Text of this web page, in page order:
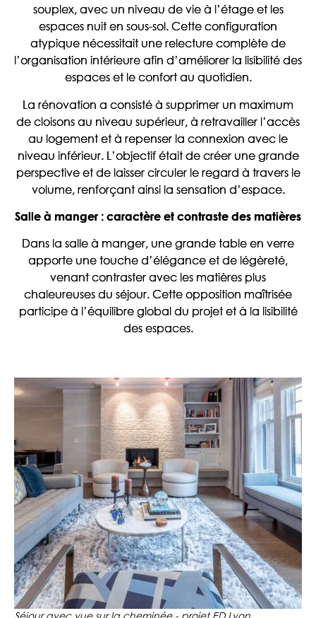
souplex, avec un niveau de vie à l’étage et les
espaces nuit en sous-sol. Cette configuration
atypique nécessitait une relecture complète de
l’organisation intérieure afin d’améliorer la lisibilité des
espaces et le confort au quotidien.
La rénovation a consisté à supprimer un maximum
de cloisons au niveau supérieur, à retravailler l’accès
au logement et à repenser la connexion avec le
niveau inférieur. L’objectif était de créer une grande
perspective et de laisser circuler le regard à travers le
volume, renforçant ainsi la sensation d’espace.
Salle à manger : caractère et contraste des matières
Dans la salle à manger, une grande table en verre
apporte une touche d’élégance et de légèreté,
venant contraster avec les matières plus
chaleureuses du séjour. Cette opposition maîtrisée
participe à l’équilibre global du projet et à la lisibilité
des espaces.